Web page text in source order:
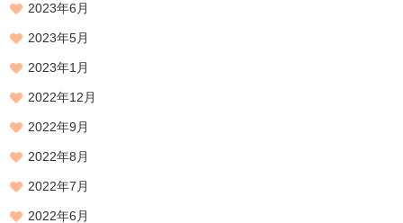
2023年6月
2023年5月
2023年1月
2022年12月
2022年9月
2022年8月
2022年7月
2022年6月